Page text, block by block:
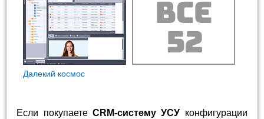
Далекий космос
Если покупаете CRM-систему УСУ конфигурации